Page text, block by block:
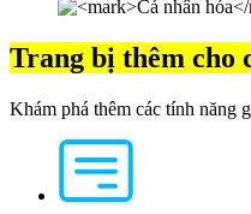
Trang bị thêm cho
Khám phá thêm các tính năng